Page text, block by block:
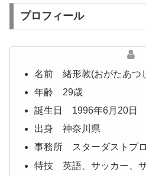
プロフィール
名前 緒形敦(おがたあつ
年齢 29歳
誕生日 1996年6月20日
出身 神奈川県
事務所 スターダストプ
特技 英語、サッカー、